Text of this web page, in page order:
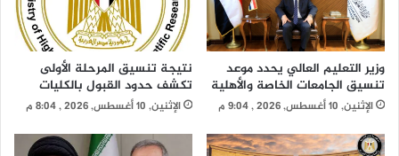
وزير التعليم العالي يحدد موعد
تنسيق الجامعات الخاصة والأهلية
الإثنين, 10 أغسطس, 2026 , 9:04 م
نتيجة تنسيق المرحلة الأولى
تكشف حدود القبول بالكليات
الإثنين, 10 أغسطس, 2026 , 8:04 م